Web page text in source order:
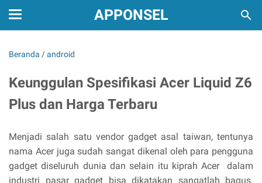
APPONSEL
Beranda /android
Keunggulan Spesifikasi Acer Liquid Z6
Plus dan Harga Terbaru
Menjadi salah satu vendor gadget asal taiwan, tentunya
nama Acer juga sudah sangat dikenal oleh para pengguna
gadget diseluruh dunia dan selain itu kiprah Acer dalam
industri pasar gadget bisa dikatakan sangatlah bagus.